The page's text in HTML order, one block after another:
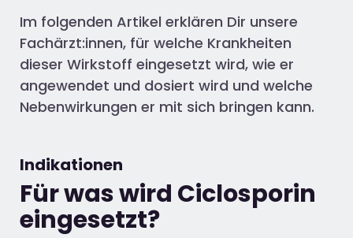
Im folgenden Artikel erklären Dir unsere
Fachärzt:innen, für welche Krankheiten
dieser Wirkstoff eingesetzt wird, wie er
angewendet und dosiert wird und welche
Nebenwirkungen er mit sich bringen kann.
Indikationen
Für was wird Ciclosporin
eingesetzt?